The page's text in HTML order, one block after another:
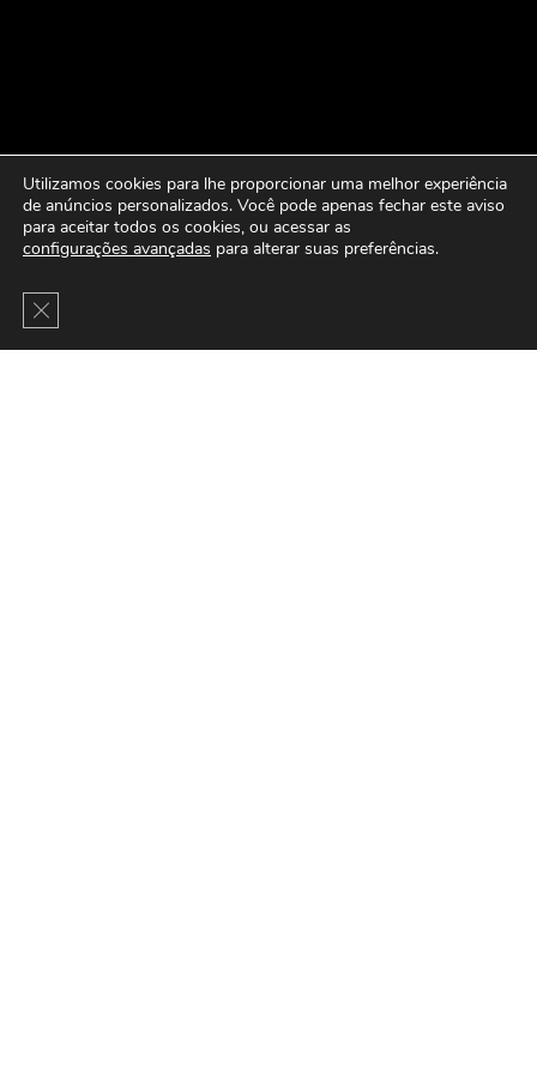
Utilizamos cookies para lhe proporcionar uma melhor experiência
de anúncios personalizados. Você pode apenas fechar este aviso
para aceitar todos os cookies, ou acessar as
configurações avançadas para alterar suas preferências.
Close GDPR Cookie Banner